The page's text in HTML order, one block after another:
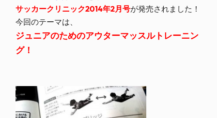
サッカークリニック2014年2月号が発売されました！
今回のテーマは、
ジュニアのためのアウターマッスルトレーニン
グ！